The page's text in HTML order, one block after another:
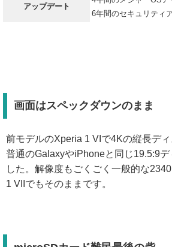
アップデート
6年間のセキュリティ
画面はスペックダウンのまま
前モデルのXperia 1 VIで4Kの縦長デ
普通のGalaxyやiPhoneと同じ19.5:9デ
した。解像度もごくごく一般的な
1 VIIでもそのままです。